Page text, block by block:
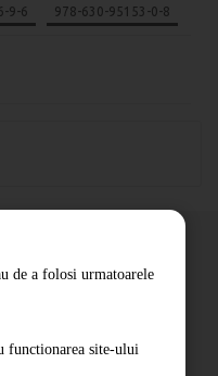
9-6 978-630-95153-0-8
de a folosi urmatoarele
functionarea site-ului